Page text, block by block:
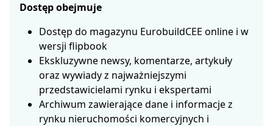
Dostęp obejmuje
Dostęp do magazynu EurobuildCEE online i w
wersji flipbook
Ekskluzywne newsy, komentarze, artykuły
oraz wywiady z najważniejszymi
przedstawicielami rynku i ekspertami
Archiwum zawierające dane i informacje z
rynku nieruchomości komercyjnych i